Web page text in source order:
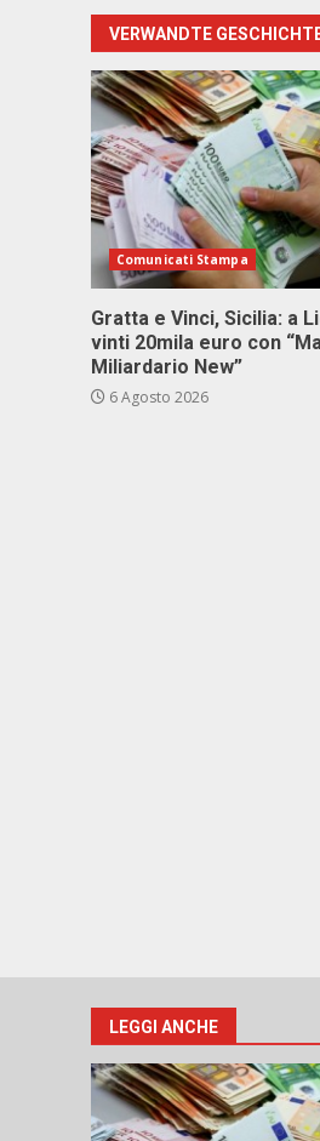
VERWANDTE
Comunicati Stampa
Gratta e Vinci, Sicilia: a
vinti 20mila euro con
Miliardario New”
6 Agosto 2026
LEGGI ANCHE